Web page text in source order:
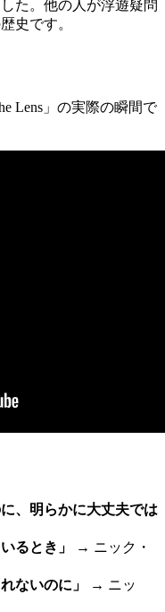
た。他の人が浮遊疑問
史です。
Lens」の実際の瞬間で
、明らかに大丈夫では
るとき」
→ ニック・
ないのに」
→ ニッ